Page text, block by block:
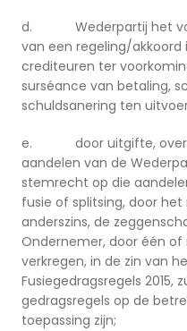
d. Wederpartij het
van een regeling/
crediteuren ter
surséance van betaling,
schuldsanering ten
e. door uitgifte,
aandelen van de
stemrecht op die
fusie of splitsing, door
anderszins, de
Ondernemer, door één
verkregen, in de zin van
Fusiegedragsregels 2015,
gedragsregels op de
toepassing zijn;